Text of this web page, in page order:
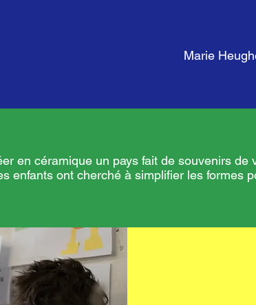
Marie
en céramique un pays fait de souvenirs de
enfants ont cherché à simplifier les formes